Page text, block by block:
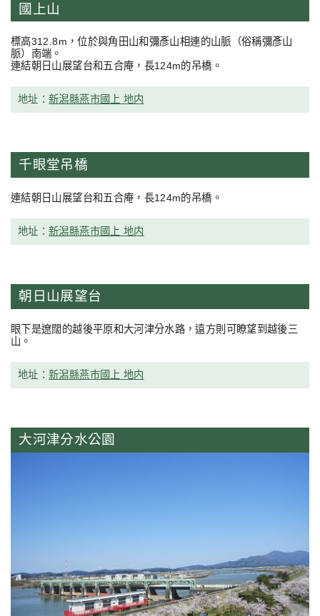
國上山
標高312.8m，位於與角田山和彌彥山相連的山脈（俗稱彌彥山
脈）南端。
連結朝日山展望台和五合庵，長124m的吊橋。
地址：新潟縣燕市國上 地内
千眼堂吊橋
連結朝日山展望台和五合庵，長124m的吊橋。
地址：新潟縣燕市國上 地内
朝日山展望台
眼下是遼闊的越後平原和大河津分水路，遠方則可瞭望到越後三
山。
地址：新潟縣燕市國上 地内
大河津分水公園